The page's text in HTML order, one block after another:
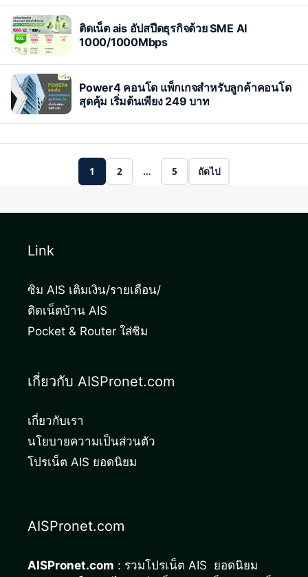
ติดเน็ต ais อัปสปีดธุรกิจด้วย SME AI
1000/1000Mbps
Power4 คอนโด แพ็กเกจสำหรับลูกค้าคอนโด
สุดคุ้ม เริ่มต้นเพียง 249 บาท
1 2 … 5 ถัดไป
Link
ซิม AIS เติมเงิน/รายเดือน/
ติดเน็ตบ้าน AIS
Pocket & Router ใส่ซิม
เกี่ยวกับ AISPronet.com
เกี่ยวกับเรา
นโยบายความเป็นส่วนตัว
โปรเน็ต AIS ยอดนิยม
AISPronet.com
AISPronet.com : รวมโปรเน็ต AIS ยอดนิยม